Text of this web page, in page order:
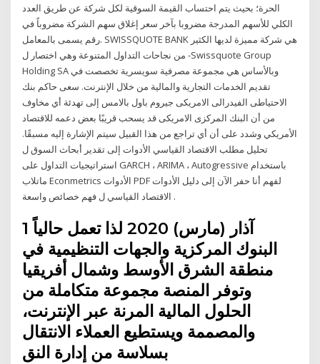
الحرة؛ بحيث يتم احتساب القيمة السوقية لكل شركة عن طريق العدد
الكلي للأسهم المدرجة مضروبا بآخر سعر إغلاق سهم الشركة مضروباً في
رقم يسمى بالمعامل. SWISSQUOTE BANK هي شركة مميزة لديها الكثير
من نجاحات التداول المتنوعة وهي اختصار ل -Swissquote Group
Holding SA وبالأساس هي مجموعة مصرفية سويسرية تخصصت في
تقديم الخدمات التجارية والمالية من خلال الإنترنت. سعى حاكم بنك
الاحتياطى الفيدرالى الامريكى جيروم باول بالامس إلى تهدئة أي مخاوف
من أن البنك المركزى الامريكى قد يسحب قريبًا بعض دعمه للاقتصاد
الأمريكي وشدد على أن أي تراجع من هذا القبيل سيتم الإشارة إليه مسبقًا.
تحليل مطلب الاقتصاد القياسي الأدوات إلى تقدير أبحاث السوق ل
استراتيجيات التداول على GARCH ، ARIMA ، Autogressive باستخدام
ماتلاب Econmetrics الأدوات PDF لفهم أنا حفر الآن إلى دليل الأدوات
الاقتصاد القياسي ل فهم خصائص واسعة .
1 آذار (مارس) 2020 لذا تعمل حالياً
البنوك المركزية والجهات التنظيمية في
منطقة الشرق الأوسط وشمال أفريقيا
وتوفر المنصة مجموعة متكاملة من
الحلول المالية المرنة عبر الإنترنت،
والمصممة ويستطيع العملاء الانتقال
بسلاسة من إدارة النق